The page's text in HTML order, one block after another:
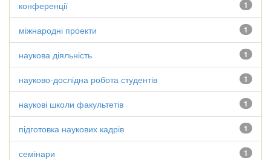
1
конференції
1
міжнародні проекти
1
наукова діяльність
1
науково-дослідна робота студентів
1
наукові школи факультетів
1
підготовка наукових кадрів
1
семінари